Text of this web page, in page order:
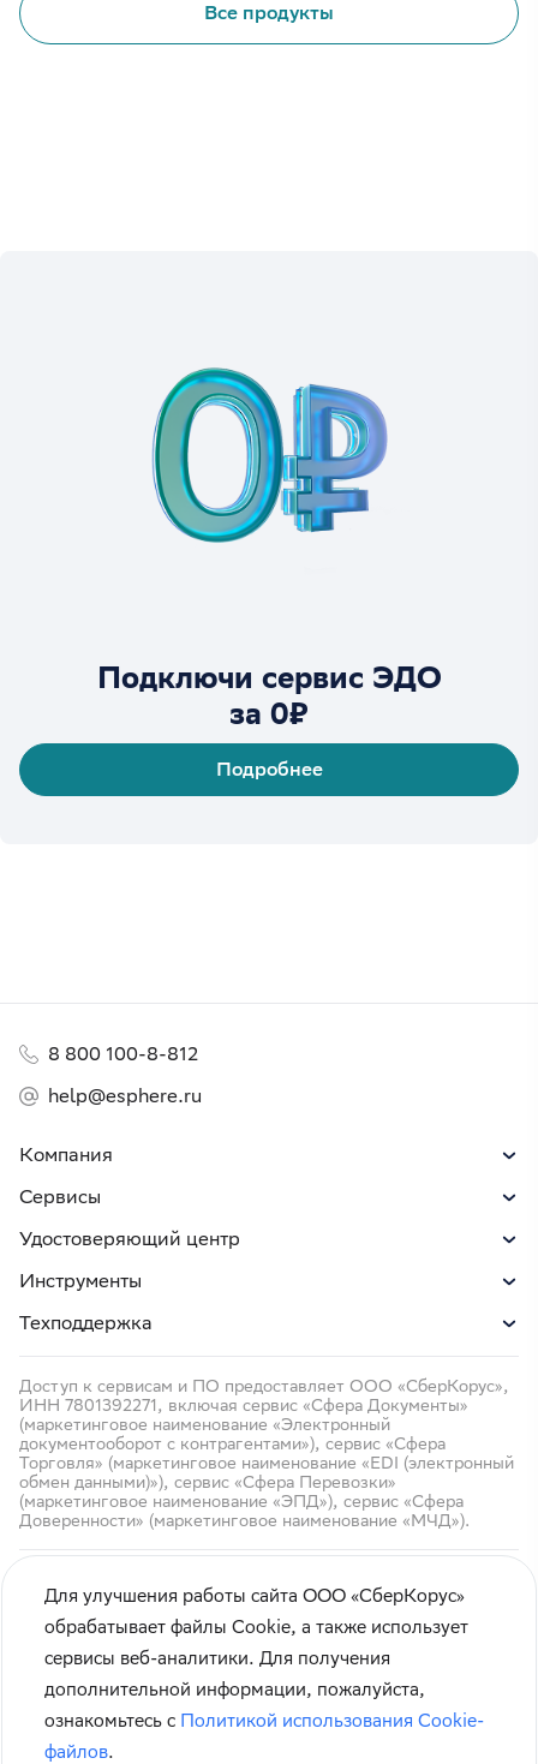
Подключи сервис ЭДО
за 0₽
Подробнее
Все продукты
Компания
Сервисы
Удостоверяющий центр
Инструменты
Техподдержка
8 800 100-8-812
help@esphere.ru
Доступ к сервисам и ПО предоставляет ООО «СберКорус»,
ИНН 7801392271, включая сервис «Сфера Документы»
(маркетинговое наименование «Электронный
документооборот с контрагентами»), сервис «Сфера
Торговля» (маркетинговое наименование «EDI (электронный
обмен данными)»), сервис «Сфера Перевозки»
(маркетинговое наименование «ЭПД»), сервис «Сфера
Доверенности» (маркетинговое наименование «МЧД»).
Кибербезопасность
Правила использования сайта
Карта сайта
Для улучшения работы сайта ООО «СберКорус»
обрабатывает файлы Cookie, а также использует
сервисы веб-аналитики. Для получения
дополнительной информации, пожалуйста,
ознакомьтесь с Политикой использования Cookie-
файлов.